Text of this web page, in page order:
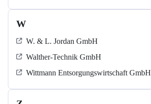
W
W. & L. Jordan GmbH
Walther-Technik GmbH
Wittmann Entsorgungswirtschaft GmbH